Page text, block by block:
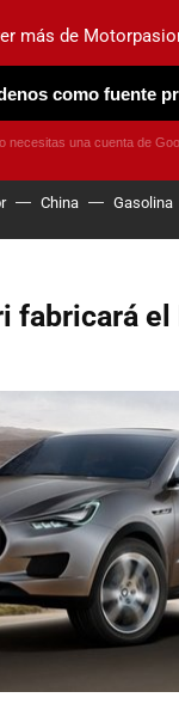
ELÉCTRICOS
China Gasolina
fabricará el
más de
como fuente
necesitas una cuenta de